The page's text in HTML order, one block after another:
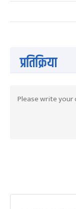
प्रतिक्रिया